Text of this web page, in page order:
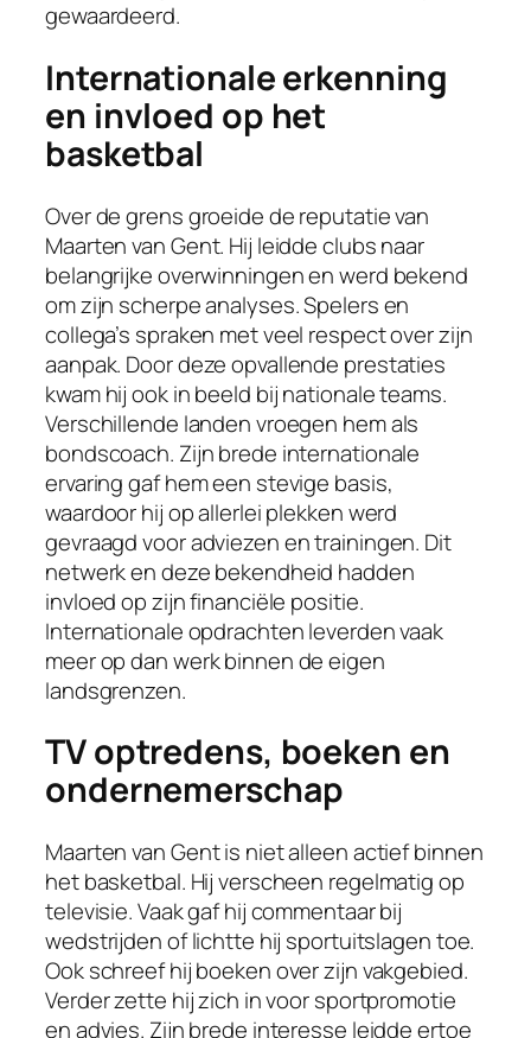
gewaardeerd.
Internationale erkenning
en invloed op het
basketbal
Over de grens groeide de reputatie van
Maarten van Gent. Hij leidde clubs naar
belangrijke overwinningen en werd bekend
om zijn scherpe analyses. Spelers en
collega’s spraken met veel respect over zijn
aanpak. Door deze opvallende prestaties
kwam hij ook in beeld bij nationale teams.
Verschillende landen vroegen hem als
bondscoach. Zijn brede internationale
ervaring gaf hem een stevige basis,
waardoor hij op allerlei plekken werd
gevraagd voor adviezen en trainingen. Dit
netwerk en deze bekendheid hadden
invloed op zijn financiële positie.
Internationale opdrachten leverden vaak
meer op dan werk binnen de eigen
landsgrenzen.
TV optredens, boeken en
ondernemerschap
Maarten van Gent is niet alleen actief binnen
het basketbal. Hij verscheen regelmatig op
televisie. Vaak gaf hij commentaar bij
wedstrijden of lichtte hij sportuitslagen toe.
Ook schreef hij boeken over zijn vakgebied.
Verder zette hij zich in voor sportpromotie
en advies. Zijn brede interesse leidde ertoe